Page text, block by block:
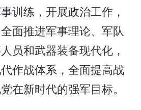
训练，开展政治工作，
面推进军事理论、军队
员和武器装备现代化，
作战体系，全面提高战
在新时代的强军目标。